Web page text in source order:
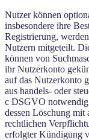
Nutzer können
insbesondere ihre
Registrierung,
Nutzern mitgeteilt.
können von
ihr Nutzerkonto
auf das Nutzerkonto
aus handels- oder
c DSGVO
dessen Löschung
rechtlichen
erfolgter Kündigung